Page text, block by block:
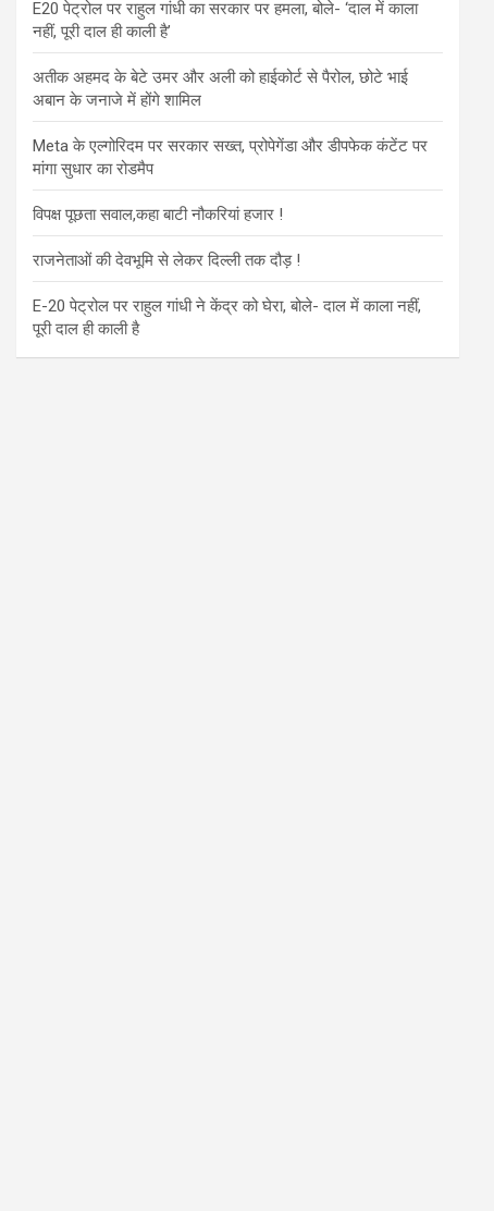
E20 पेट्रोल पर राहुल गांधी का सरकार पर हमला, बोले- ‘दाल में काला
नहीं, पूरी दाल ही काली है’
अतीक अहमद के बेटे उमर और अली को हाईकोर्ट से पैरोल, छोटे भाई
अबान के जनाजे में होंगे शामिल
Meta के एल्गोरिदम पर सरकार सख्त, प्रोपेगेंडा और डीपफेक कंटेंट पर
मांगा सुधार का रोडमैप
विपक्ष पूछता सवाल,कहा बाटी नौकरियां हजार !
राजनेताओं की देवभूमि से लेकर दिल्ली तक दौड़ !
E-20 पेट्रोल पर राहुल गांधी ने केंद्र को घेरा, बोले- दाल में काला नहीं,
पूरी दाल ही काली है